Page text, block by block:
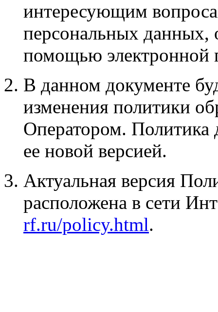
интересующим
персональных данных,
помощью электронной
В данном документе
изменения политики
Оператором. Политика
ее новой версией.
Актуальная версия
расположена в сети
rf.ru/policy.html.